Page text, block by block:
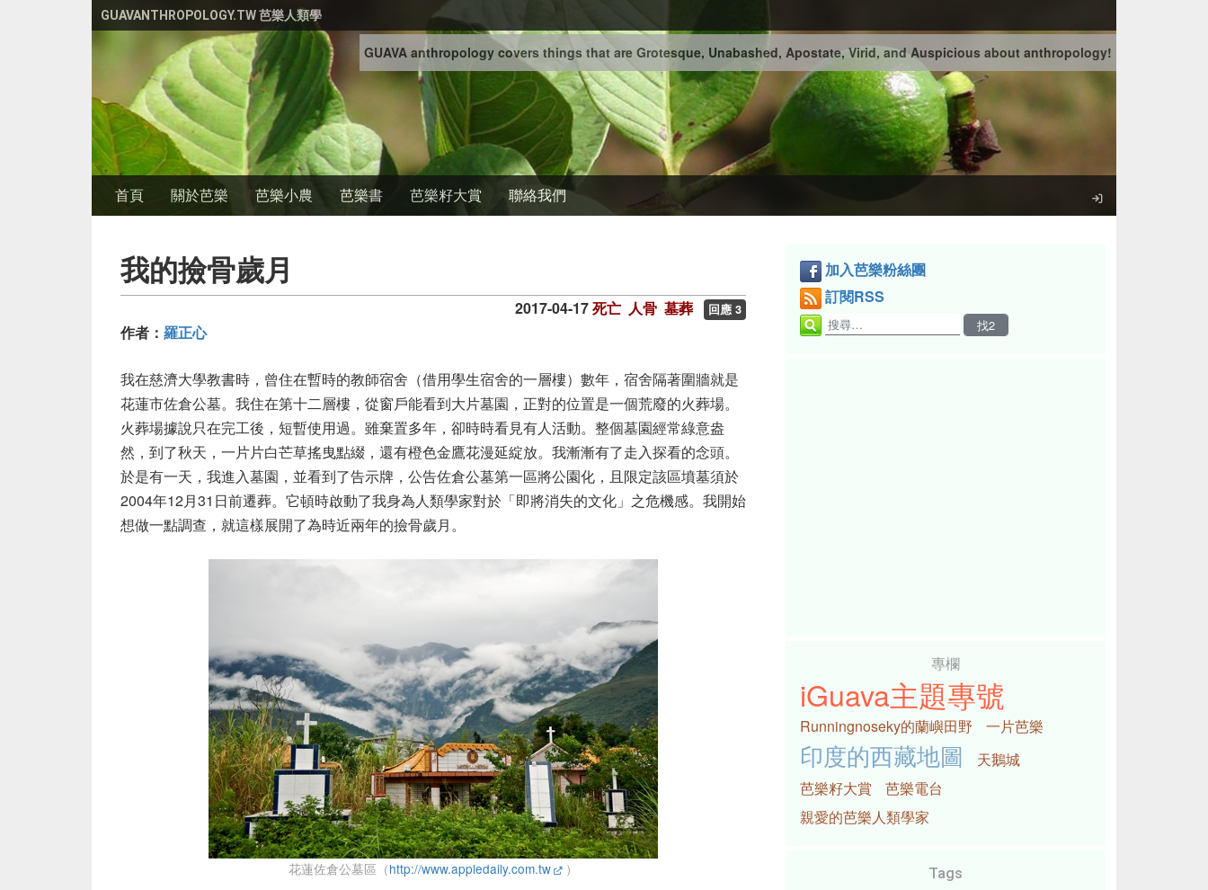
GUAVANTHROPOLOGY.TW 芭樂人類學
GUAVA anthropology covers things that are Grotesque, Unabashed, Apostate, Virid, and Auspicious about anthropology!
首頁 關於芭樂 芭樂小農 芭樂書 芭樂籽大賞 聯絡我們
我的撿骨歲月
2017-04-17死亡 人骨 墓葬 回應 3
作者： 羅正心
我在慈濟大學教書時，曾住在暫時的教師宿舍（借用學生宿舍的一層樓）數年，宿舍隔著圍牆就是
花蓮市佐倉公墓。我住在第十二層樓，從窗戶能看到大片墓園，正對的位置是一個荒廢的火葬場。
火葬場據說只在完工後，短暫使用過。雖棄置多年，卻時時看見有人活動。整個墓園經常綠意盎
然，到了秋天，一片片白芒草搖曳點綴，還有橙色金鷹花漫延綻放。我漸漸有了走入探看的念頭。
於是有一天，我進入墓園，並看到了告示牌，公告佐倉公墓第一區將公園化，且限定該區墳墓須於
2004年12月31日前遷葬。它頓時啟動了我身為人類學家對於「即將消失的文化」之危機感。我開始
想做一點調查，就這樣展開了為時近兩年的撿骨歲月。
花蓮佐倉公墓區（http://www.appledaily.com.tw ）
加入芭樂粉絲團
訂閱RSS
專欄
iGuava主題專號
Runningnoseky的蘭嶼田野 一片芭樂
印度的西藏地圖
天鵝城
芭樂籽大賞
芭樂電台
親愛的芭樂人類學家
Tags